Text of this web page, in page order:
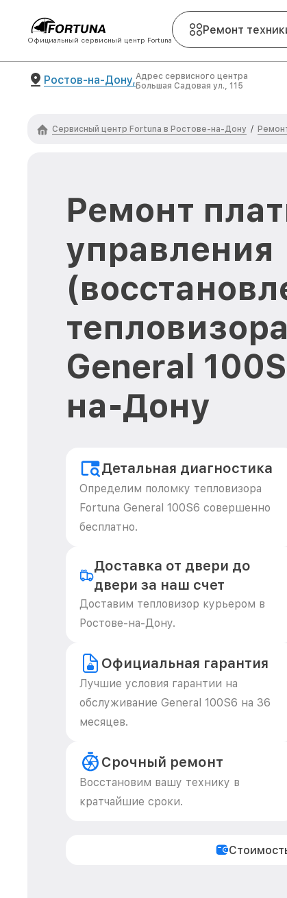
Официальный сервисный центр Fortuna
Ремонт
Ростов-на-Дону,Адрес сервисного центра
Большая Садовая ул., 115
Сервисный центр Fortuna в Ростове-на-Дону /
Ремонт
управления
General
на-Дону
Детальная диагностика
Определим поломку тепловизора
Fortuna General 100S6 совершенно
бесплатно.
Доставка от двери до
двери за наш счет
Доставим тепловизор курьером в
Ростове-на-Дону.
Официальная гарантия
Лучшие условия гарантии на
обслуживание General 100S6 на 36
месяцев.
Срочный ремонт
Восстановим вашу технику в
кратчайшие сроки.